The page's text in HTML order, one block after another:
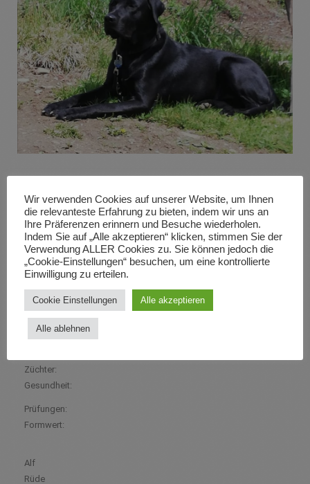
Rufname:
Geschlecht:
Farbe:
Wurfdatum:
Züchter:
Gesundheit:
Prüfungen:
Formwert:
Alf
Rüde
Wir verwenden Cookies auf unserer Website, um Ihnen
die relevanteste Erfahrung zu bieten, indem wir uns an
Ihre Präferenzen erinnern und Besuche wiederholen.
Indem Sie auf „Alle akzeptieren“ klicken, stimmen Sie der
Verwendung ALLER Cookies zu. Sie können jedoch die
„Cookie-Einstellungen“ besuchen, um eine kontrollierte
Einwilligung zu erteilen.
Cookie Einstellungen Alle akzeptieren
Alle ablehnen